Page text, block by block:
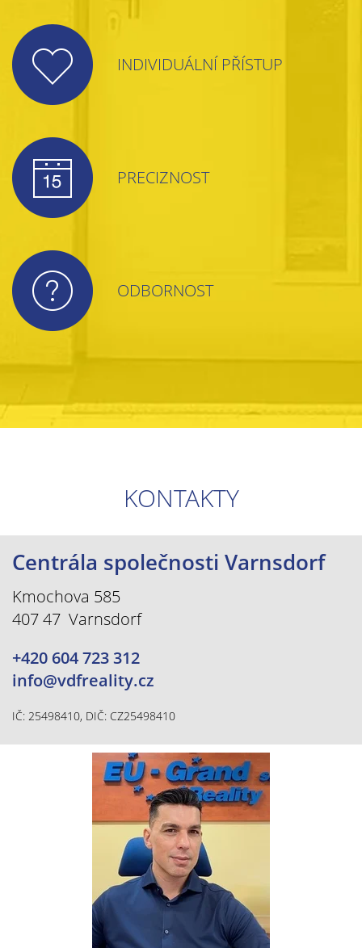
INDIVIDUÁLNÍ PŘÍSTUP
PRECIZNOST
ODBORNOST
KONTAKTY
Centrála společnosti Varnsdorf
Kmochova 585
407 47 Varnsdorf
+420 604 723 312
info@vdfreality.cz
IČ: 25498410, DIČ: CZ25498410